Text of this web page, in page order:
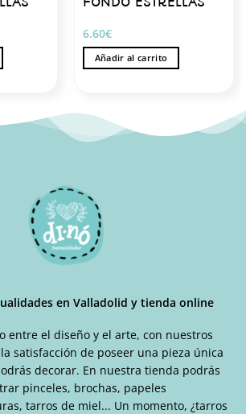
6.60€
Añadir al carrito
en Valladolid y tienda online
entre el diseño y el arte, con nuestros
satisfacción de poseer una pieza única
decorar. En nuestra tienda podrás
pinceles, brochas, papeles
tarros de miel... Un momento, ¿tarros